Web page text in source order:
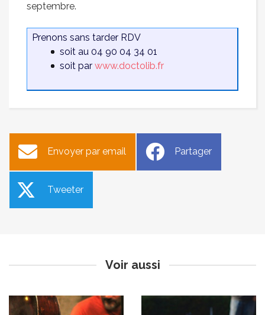
septembre.
Prenons sans tarder RDV
soit au 04 90 04 34 01
soit parwww.doctolib.fr
Envoyer par email Partager
Tweeter
Voir aussi